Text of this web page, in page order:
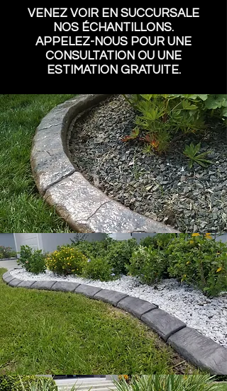
VENEZ VOIR EN SUCCURSALE
NOS ÉCHANTILLONS.
APPELEZ-NOUS POUR UNE
CONSULTATION OU UNE
ESTIMATION GRATUITE.